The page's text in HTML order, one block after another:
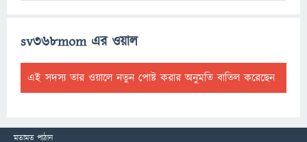
sv368mom এর ওয়াল
এই সদস্য তার ওয়ালে নতুন পোষ্ট করার অনুমতি বাতিল করেছেন
মতামত পাঠান